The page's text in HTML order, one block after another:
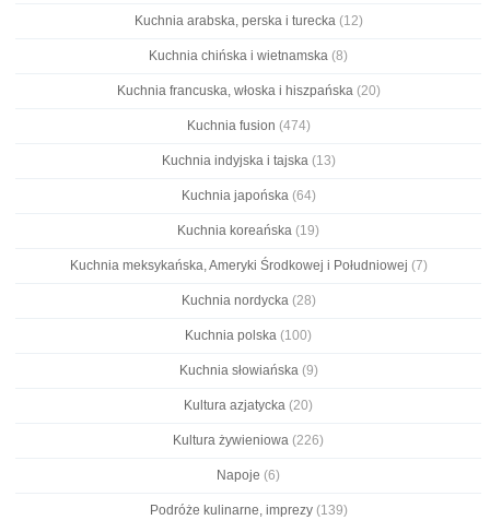
Kuchnia arabska, perska i turecka(12)
Kuchnia chińska i wietnamska (8)
Kuchnia francuska, włoska i hiszpańska(20)
Kuchnia fusion (474)
Kuchnia indyjska i tajska(13)
Kuchnia japońska(64)
Kuchnia koreańska (19)
Kuchnia meksykańska, Ameryki Środkowej i Południowej (7)
Kuchnia nordycka(28)
Kuchnia polska (100)
Kuchnia słowiańska(9)
Kultura azjatycka (20)
Kultura żywieniowa (226)
Napoje (6)
Podróże kulinarne, imprezy(139)